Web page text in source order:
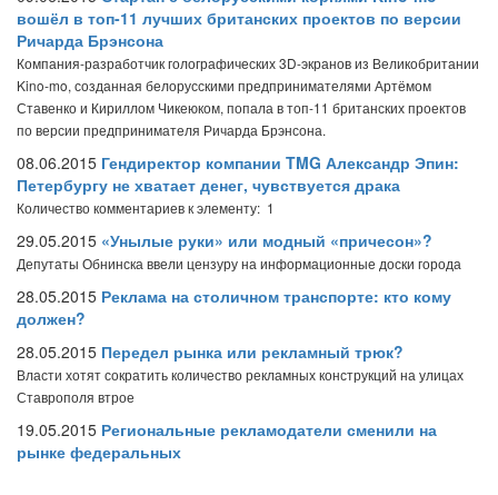
вошёл в топ-11 лучших британских проектов по версии
Ричарда Брэнсона
Компания-разработчик голографических 3D-экранов из Великобритании
Kino-mo, созданная белорусскими предпринимателями Артёмом
Ставенко и Кириллом Чикеюком, попала в топ-11 британских проектов
по версии предпринимателя Ричарда Брэнсона.
08.06.2015 Гендиректор компании TMG Александр Эпин:
Петербургу не хватает денег, чувствуется драка
Количество комментариев к элементу: 1
29.05.2015 «Унылые руки» или модный «причесон»?
Депутаты Обнинска ввели цензуру на информационные доски города
28.05.2015 Реклама на столичном транспорте: кто кому
должен?
28.05.2015 Передел рынка или рекламный трюк?
Власти хотят сократить количество рекламных конструкций на улицах
Ставрополя втрое
19.05.2015 Региональные рекламодатели сменили на
рынке федеральных